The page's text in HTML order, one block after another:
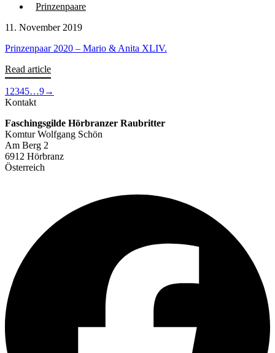
Prinzenpaare
11. November 2019
Prinzenpaar 2020 – Mario & Anita XLIV.
Read article
1 2345…9→
Kontakt
Faschingsgilde Hörbranzer Raubritter
Komtur Wolfgang Schön
Am Berg 2
6912 Hörbranz
Österreich